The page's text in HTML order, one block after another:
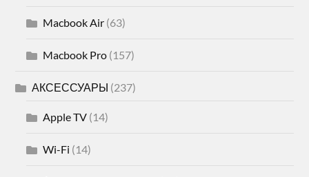
Macbook Air (63)
Macbook Pro (157)
АКСЕССУАРЫ (237)
Apple TV (14)
Wi-Fi (14)